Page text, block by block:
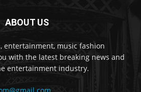
ABOUT US
entertainment, music fashion
with the latest breaking news and
entertainment industry.